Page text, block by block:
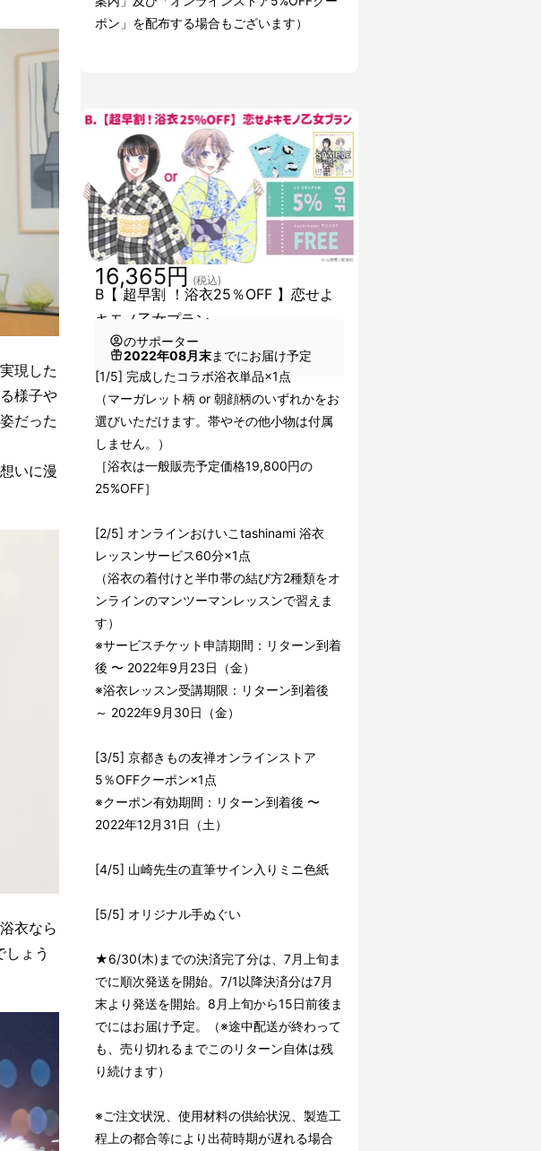
現した
様⼦や
だった
いに漫
衣なら
ょう
ポン」を配布する場合もございます）
B【 超早割 ！浴衣25％OFF 】恋せよ
キモノ乙女プラン
16,365円 (税込)
のサポーター
2022年08月末までにお届け予定
[1/5] 完成したコラボ浴衣単品×1点
（マーガレット柄 or 朝顔柄のいずれかをお
選びいただけます。帯やその他小物は付属
しません。）
［浴衣は一般販売予定価格19,800円の
25%OFF］
[2/5] オンラインおけいこtashinami 浴衣
レッスンサービス60分×1点
（浴衣の着付けと半巾帯の結び方2種類をオ
ンラインのマンツーマンレッスンで習えま
す）
※サービスチケット申請期間：リターン到着
後 〜 2022年9月23日（金）
※浴衣レッスン受講期限：リターン到着後
～ 2022年9月30日（金）
[3/5] 京都きもの友禅オンラインストア
5％OFFクーポン×1点
※クーポン有効期間：リターン到着後 〜
2022年12月31日（土）
[4/5] 山崎先生の直筆サイン入りミニ色紙
[5/5] オリジナル手ぬぐい
★6/30(木)までの決済完了分は、7月上旬ま
でに順次発送を開始。7/1以降決済分は7月
末より発送を開始。8月上旬から15日前後ま
でにはお届け予定。（※途中配送が終わって
も、売り切れるまでこのリターン自体は残
り続けます）
※ご注文状況、使用材料の供給状況、製造工
程上の都合等により出荷時期が遅れる場合